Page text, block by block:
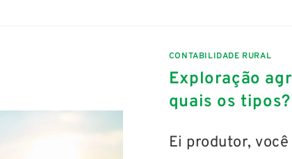
CONTABILIDADE RURAL
Exploração
quais os tipos?
Ei produtor,